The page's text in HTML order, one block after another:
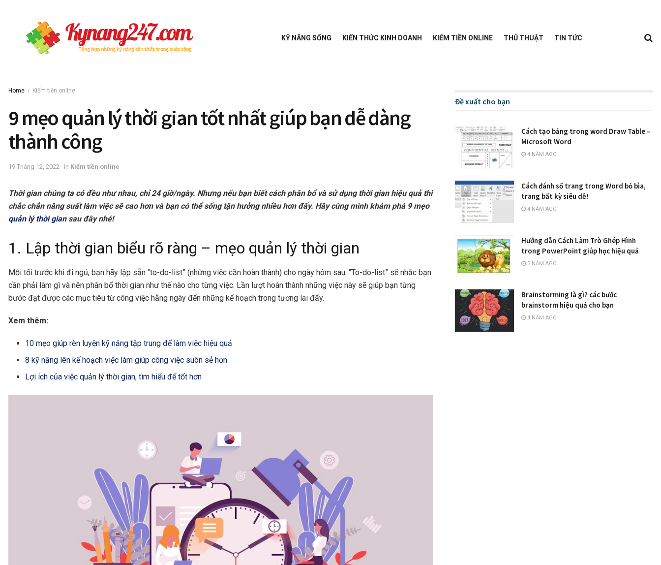
KỸ NĂNG SỐNG KIẾN THỨC KINH DOANH KIẾM TIỀN ONLINE THỦ THUẬT TIN TỨC
Home Kiếm tiền online
9 mẹo quản lý thời gian tốt nhất giúp bạn dễ dàng
thành công
19 Tháng 12, 2022 in Kiếm tiền online
Thời gian chúng ta có đều như nhau, chỉ 24 giờ/ngày. Nhưng nếu bạn biết cách phân bổ và sử dụng thời gian hiệu quả thì
chắc chắn năng suất làm việc sẽ cao hơn và bạn có thể sống tận hưởng nhiều hơn đấy. Hãy cùng mình khám phá 9 mẹo
quản lý thời giansau đây nhé!
1. Lập thời gian biểu rõ ràng – mẹo quản lý thời gian
Mỗi tối trước khi đi ngủ, bạn hãy lập sẵn “to-do-list” (những việc cần hoàn thành) cho ngày hôm sau. “To-do-list” sẽ nhắc bạn
cần phải làm gì và nên phân bổ thời gian như thế nào cho từng việc. Lần lượt hoàn thành những việc này sẽ giúp bạn từng
bước đạt được các mục tiêu từ công việc hằng ngày đến những kế hoạch trong tương lai đấy.
Xem thêm:
10 mẹo giúp rèn luyện kỹ năng tập trung để làm việc hiệu quả
8 kỹ năng lên kế hoạch việc làm giúp công việc suôn sẻ hơn
Lợi ích của việc quản lý thời gian, tìm hiểu để tốt hơn
Đề xuất cho bạn
Cách tạo bảng trong word Draw Table –
Microsoft Word
4 NĂM AGO
Cách đánh số trang trong Word bỏ bìa,
trang bất kỳ siêu dễ!
4 NĂM AGO
Hướng dẫn Cách Làm Trò Ghép Hình
trong PowerPoint giúp học hiệu quả
3 NĂM AGO
Brainstorming là gì? các bước
brainstorm hiệu quả cho bạn
4 NĂM AGO